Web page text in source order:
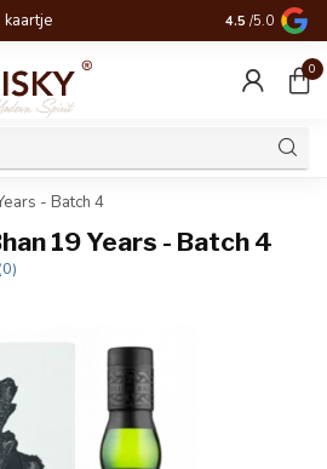
kaartje Voor 16:00
4.5 /5.0
0
- Batch 4
19 Years - Batch 4
(0)